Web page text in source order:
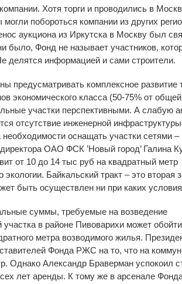
Хотя торги и проводились в
побороться компании из других
аукциона из Иркутска в Москву был
было, Фонд не называет участников,
делятся информацией и сами строители.
комплексное развитие
экономического класса (50-75% от
участки перспективными. А слабую
отсутствие инженерной
оснащать участки сетями –
ОАО ФСК ’Новый город’ Галина
от 10 до 14 тыс руб на квадратный метр
Байкальский тракт – это вторая
быть осуществлен ни при каких
суммы, требуемые на возведение
в районе Пивоварихи может
метра возводимого жилья.
Фонда РЖС на то, что на
Однако Александр Браверман успокоил
лет аренды. К тому же в арсенале